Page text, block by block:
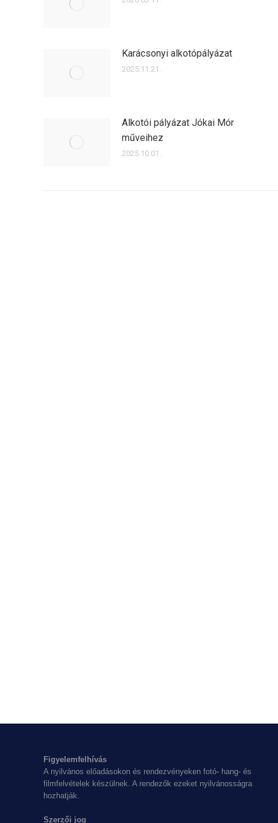
Karácsonyi alkotópályázat
2025.11.21.
Alkotói pályázat Jókai Mór
műveihez
2025.10.01.
Figyelemfelhívás
A nyilvános előadásokon és rendezvényeken fotó- hang- és
filmfelvételek készülnek. A rendezők ezeket nyilvánosságra
hozhatják.
Szerzői jog